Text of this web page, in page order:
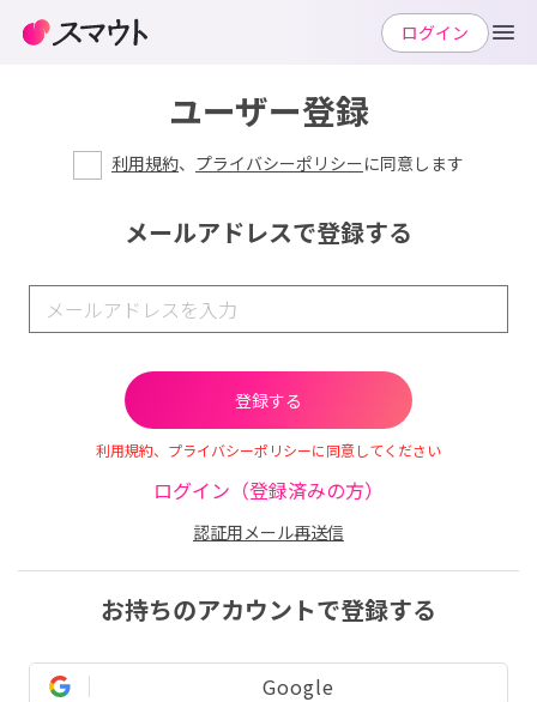
ユーザー登録
利用規約、 プライバシーポリシーに同意します
メールアドレスで登録する
利用規約、プライバシーポリシーに同意してください
ログイン（登録済みの方）
認証用メール再送信
お持ちのアカウントで登録する
Google
ログイン